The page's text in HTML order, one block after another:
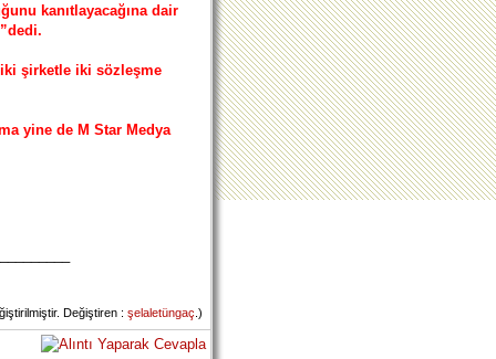
kanıtlayacağına dair
iki şirketle iki sözleşme
yine de M Star Medya
Değiştiren : şelaletüngaç .)